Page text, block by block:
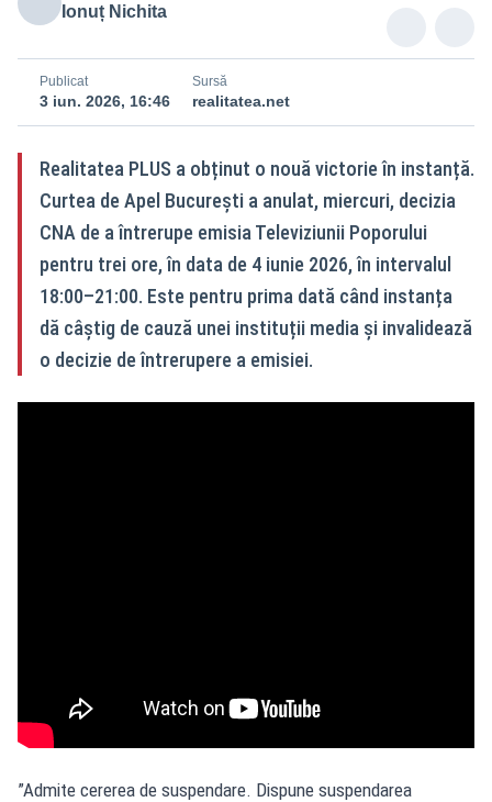
Ionuț Nichita
Publicat
3 iun. 2026, 16:46
Sursă
realitatea.net
Realitatea PLUS a obținut o nouă victorie în instanță.
Curtea de Apel București a anulat, miercuri, decizia
CNA de a întrerupe emisia Televiziunii Poporului
pentru trei ore, în data de 4 iunie 2026, în intervalul
18:00–21:00. Este pentru prima dată când instanța
dă câștig de cauză unei instituții media și invalidează
o decizie de întrerupere a emisiei.
”Admite cererea de suspendare. Dispune suspendarea